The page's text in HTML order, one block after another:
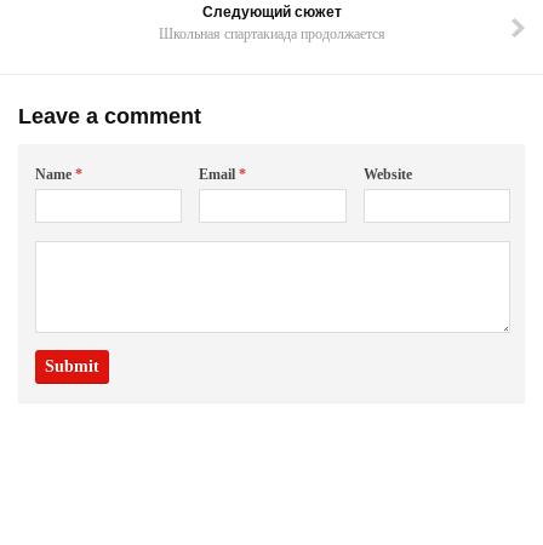
Следующий сюжет
Школьная спартакиада продолжается
Leave a comment
Name * Email* Website